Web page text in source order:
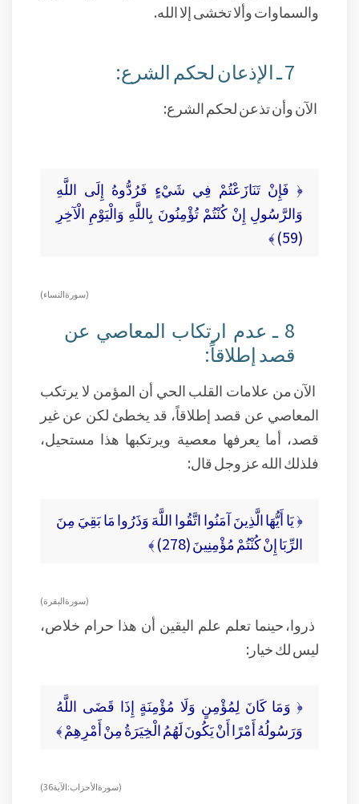
والسماوات وألا تخشى إلا الله.
7 ـ الإذعان لحكم الشرع:
الآن وأن تذعن لحكم الشرع:
﴿ فَإِنْ تَنَازَعْتُمْ فِي شَيْءٍ فَرُدُّوهُ إِلَى اللَّهِ
وَالرَّسُولِ إِنْ كُنْتُمْ تُؤْمِنُونَ بِاللَّهِ وَالْيَوْمِ الْآخِرِ
(59) ﴾
(سورة النساء )
8 ـ عدم ارتكاب المعاصي عن
قصد إطلاقاً:
الآن من علامات القلب الحي أن المؤمن لا يرتكب
المعاصي عن قصد إطلاقاً، قد يخطئ لكن عن غير
قصد، أما يعرفها معصية ويرتكبها هذا مستحيل،
فلذلك الله عز وجل قال:
﴿ يَا أَيُّهَا الَّذِينَ آمَنُوا اتَّقُوا اللَّهَ وَذَرُوا مَا بَقِيَ مِنَ
الرِّبَا إِنْ كُنْتُمْ مُؤْمِنِينَ (278) ﴾
(سورة البقرة)
ذروا، حينما تعلم علم اليقين أن هذا حرام خلاص،
ليس لك خيار:
﴿ وَمَا كَانَ لِمُؤْمِنٍ وَلَا مُؤْمِنَةٍ إِذَا قَضَى اللَّهُ
وَرَسُولُهُ أَمْرًا أَنْ يَكُونَ لَهُمُ الْخِيَرَةُ مِنْ أَمْرِهِمْ ﴾
( سورة الأحزاب: الآية 36)